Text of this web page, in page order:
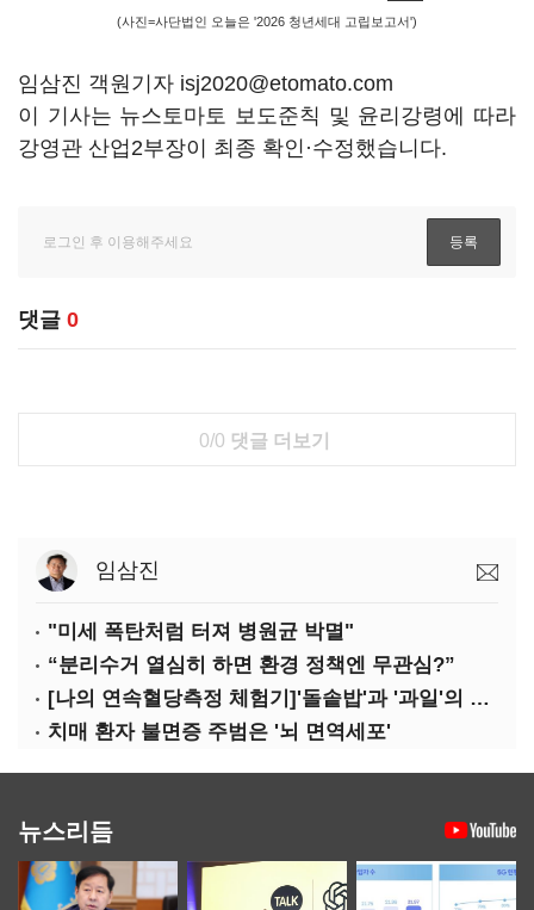
(사진=사단법인 오늘은 '2026 청년세대 고립보고서')
임삼진 객원기자 isj2020@etomato.com
이 기사는 뉴스토마토 보도준칙 및 윤리강령에 따라
강영관 산업2부장이 최종 확인·수정했습니다.
댓글 0
0/0 댓글 더보기
임삼진
"미세 폭탄처럼 터져 병원균 박멸"
“분리수거 열심히 하면 환경 정책엔 무관심?”
[나의 연속혈당측정 체험기]'돌솥밥'과 '과일'의 놀라운 배신
치매 환자 불면증 주범은 '뇌 면역세포'
뉴스리듬